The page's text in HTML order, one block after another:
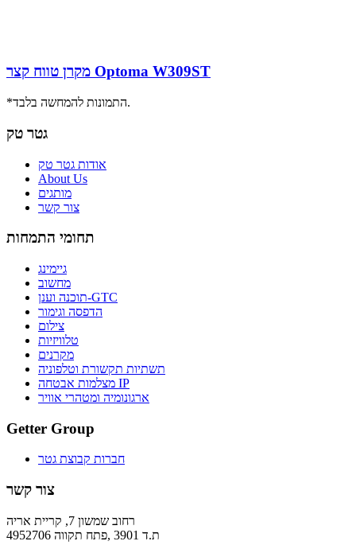
מקרן טווח קצר Optoma W309ST
*התמונות להמחשה בלבד.
גטר טק
אודות גטר טק
About Us
מותגים
צור קשר
תחומי התמחות
גיימינג
מחשוב
תוכנה וענן-GTC
הדפסה וגימור
צילום
טלוויזיות
מקרנים
תשתיות תקשורת וטלפוניה
מצלמות אבטחה IP
ארגונומיה ומטהרי אוויר
Getter Group
חברות קבוצת גטר
צור קשר
רחוב שמשון 7, קריית אריה
ת.ד 3901 ,פתח תקווה 4952706